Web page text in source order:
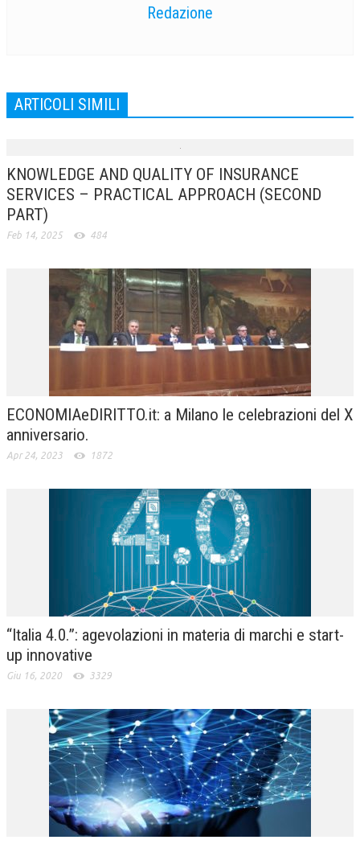
Redazione
ARTICOLI SIMILI
KNOWLEDGE AND QUALITY OF INSURANCE
SERVICES – PRACTICAL APPROACH (SECOND
PART)
Feb 14, 2025 484
ECONOMIAeDIRITTO.it: a Milano le celebrazioni del X
anniversario.
Apr 24, 2023 1872
“Italia 4.0.”: agevolazioni in materia di marchi e start-
up innovative
Giu 16, 2020 3329